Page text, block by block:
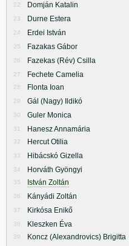
22 Domján Katalin
23 Durne Estera
24 Erdei István
25 Fazakas Gábor
26 Fazekas (Rév) Csilla
27 Fechete Camelia
28 Flonta Ioan
29 Gál (Nagy) Ildikó
30 Guler Monica
31 Hanesz Annamária
32 Hercut Otilia
33 Hibácskó Gizella
34 Horváth Gyöngyi
35 István Zoltán
36 Kányádi Zoltán
37 Kirkósa Enikő
38 Kleszken Éva
39 Koncz (Alexandrovics) Brigitta